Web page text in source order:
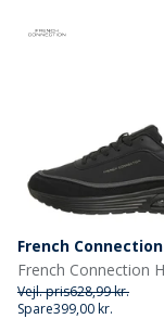
French Connection
Vejl. pris628,99 kr.
Spare399,00 kr.